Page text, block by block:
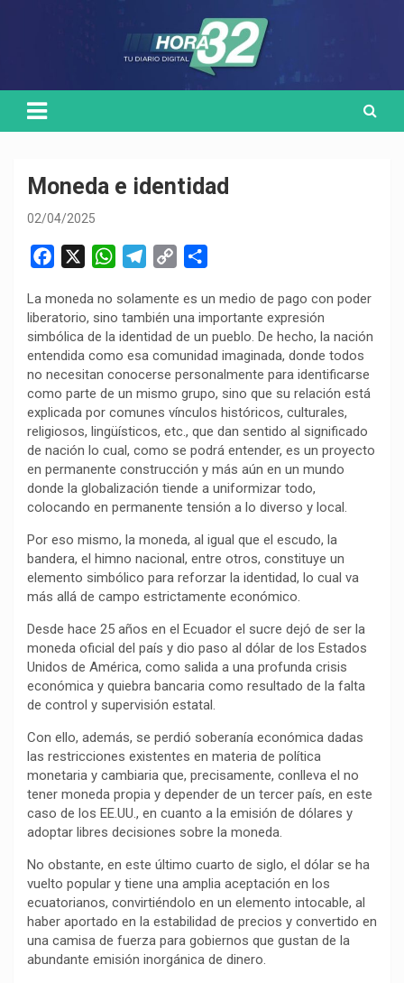
Moneda e identidad
02/04/2025
c
e
b
o
o
k
W
a
t
s
A
p
p
l
e
g
r
a
m
p
y
L
i
n
k
m
p
a
r
t
i
r
La moneda no solamente es un medio de pago con poder
liberatorio, sino también una importante expresión
simbólica de la identidad de un pueblo. De hecho, la nación
entendida como esa comunidad imaginada, donde todos
no necesitan conocerse personalmente para identificarse
como parte de un mismo grupo, sino que su relación está
explicada por comunes vínculos históricos, culturales,
religiosos, lingüísticos, etc., que dan sentido al significado
de nación lo cual, como se podrá entender, es un proyecto
en permanente construcción y más aún en un mundo
donde la globalización tiende a uniformizar todo,
colocando en permanente tensión a lo diverso y local.
Por eso mismo, la moneda, al igual que el escudo, la
bandera, el himno nacional, entre otros, constituye un
elemento simbólico para reforzar la identidad, lo cual va
más allá de campo estrictamente económico.
Desde hace 25 años en el Ecuador el sucre dejó de ser la
moneda oficial del país y dio paso al dólar de los Estados
Unidos de América, como salida a una profunda crisis
económica y quiebra bancaria como resultado de la falta
de control y supervisión estatal.
Con ello, además, se perdió soberanía económica dadas
las restricciones existentes en materia de política
monetaria y cambiaria que, precisamente, conlleva el no
tener moneda propia y depender de un tercer país, en este
caso de los EE.UU., en cuanto a la emisión de dólares y
adoptar libres decisiones sobre la moneda.
No obstante, en este último cuarto de siglo, el dólar se ha
vuelto popular y tiene una amplia aceptación en los
ecuatorianos, convirtiéndolo en un elemento intocable, al
haber aportado en la estabilidad de precios y convertido en
una camisa de fuerza para gobiernos que gustan de la
abundante emisión inorgánica de dinero.